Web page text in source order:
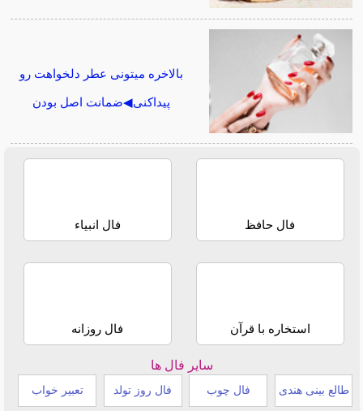
بالاخره میتونی عطر دلخواهت رو
پیداکنی◀ضمانت اصل بودن
فال حافظ فال انبیاء
استخاره با قرآن فال روزانه
سایر فال ها
طالع بینی هندی فال چوب فال روز تولد تعبیر خواب